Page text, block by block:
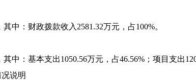
中：财政拨款收入2581.32万元，占100%。
中：基本支出1050.56万元，占46.56%；项目支出
说明